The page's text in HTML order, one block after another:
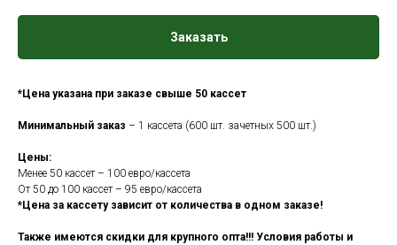
Заказать
*Цена указана при заказе свыше 50 кассет
Минимальный заказ – 1 кассета (600 шт. зачетных 500 шт.)
Цены:
Менее 50 кассет – 100 евро/кассета
От 50 до 100 кассет – 95 евро/кассета
*Цена за кассету зависит от количества в одном заказе!
Также имеются скидки для крупного опта!!! Условия работы и